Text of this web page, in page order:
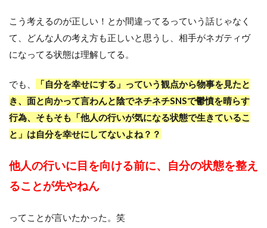
こう考えるのが正しい！とか間違ってるっていう話じゃなく
て、どんな人の考え方も正しいと思うし、相手がネガティヴ
になってる状態は理解してる。
でも、
「自分を幸せにする」っていう観点から物事を見たと
き、面と向かって言わんと陰でネチネチSNSで鬱憤を晴らす
行為、そもそも「他人の行いが気になる状態で生きているこ
と」は自分を幸せにしてないよね？？
他人の行いに目を向ける前に、自分の状態を整え
ることが先やねん
ってことが言いたかった。笑